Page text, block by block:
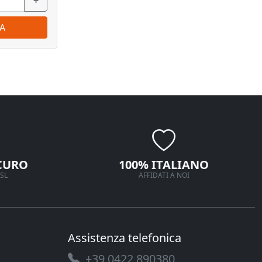
100% ITALIANO
AFFIDATI A NOI
Assistenza telefonica
+39 0422 890380